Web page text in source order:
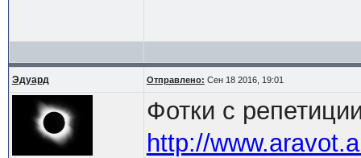
Эдуард Отправлено: Сен 18 2016, 19:01
Фотки с
http://